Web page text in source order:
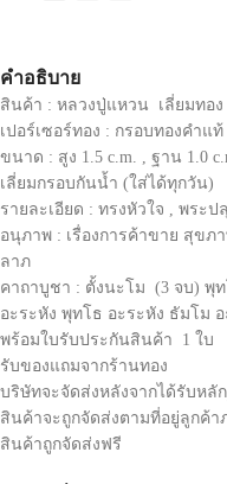
คำอธิบาย
สินค้า : หลวงปู่แหวน เลี่ยมทอง
เปอร์เซอร์ทอง : กรอบทองคำแท้
ขนาด : สูง 1.5 c.m. , ฐาน 1.0
เลี่ยมกรอบกันน้ำ (ใส่ได้ทุกวัน)
รายละเอียด : ทรงหัวใจ , พระป
อนุภาพ : เรื่องการค้าขาย สุขภ
ลาภ
คาถาบูชา : ตั้งนะโม (3 จบ) พุ
อะระหัง พุทโธ อะระหัง ธัมโม
พร้อมใบรับประกันสินค้า 1 ใบ
รับของแถมจากร้านทอง
บริษัทจะจัดส่งหลังจากได้รับหลั
สินค้าจะถูกจัดส่งตามที่อยู่ลูกค้า
สินค้าถูกจัดส่งฟรี